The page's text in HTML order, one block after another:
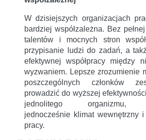
W dzisiejszych organizacjach
bardziej współzależna. Bez
talentów i mocnych stron
przypisanie ludzi do zadań, a
efektywnej współpracy między
wyzwaniem. Lepsze zrozumienie
poszczególnych członków
prowadzić do wyższej
jednolitego organizmu,
jednocześnie klimat wewnętrzny
pracy.